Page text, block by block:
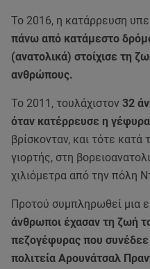
Το 2016, η κατάρρευση
πάνω από κατάμεστο
(ανατολικά) στοίχισε τη
ανθρώπους.
Το 2011, τουλάχιστον 32
όταν κατέρρευσε η γέφυρα
βρίσκονταν, και τότε κατά
γιορτής, στη
χιλιόμετρα από την πόλη
Προτού συμπληρωθεί μια
άνθρωποι έχασαν τη ζωή
πεζογέφυρας που
πολιτεία Αρουνάτσαλ